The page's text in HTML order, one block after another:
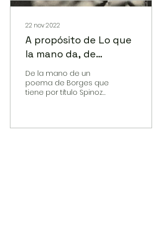
22 nov 2022
A propósito de Lo que
la mano da, de
Marcela Rivera
De la mano de un
poema de Borges que
tiene por título Spinoza
los cristales /